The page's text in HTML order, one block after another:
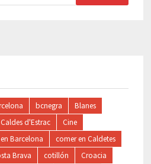
bcnegra
Blanes
Caldes d'Estrac
Cine
Barcelona
comer en Caldetes
Brava cotillón
Croacia